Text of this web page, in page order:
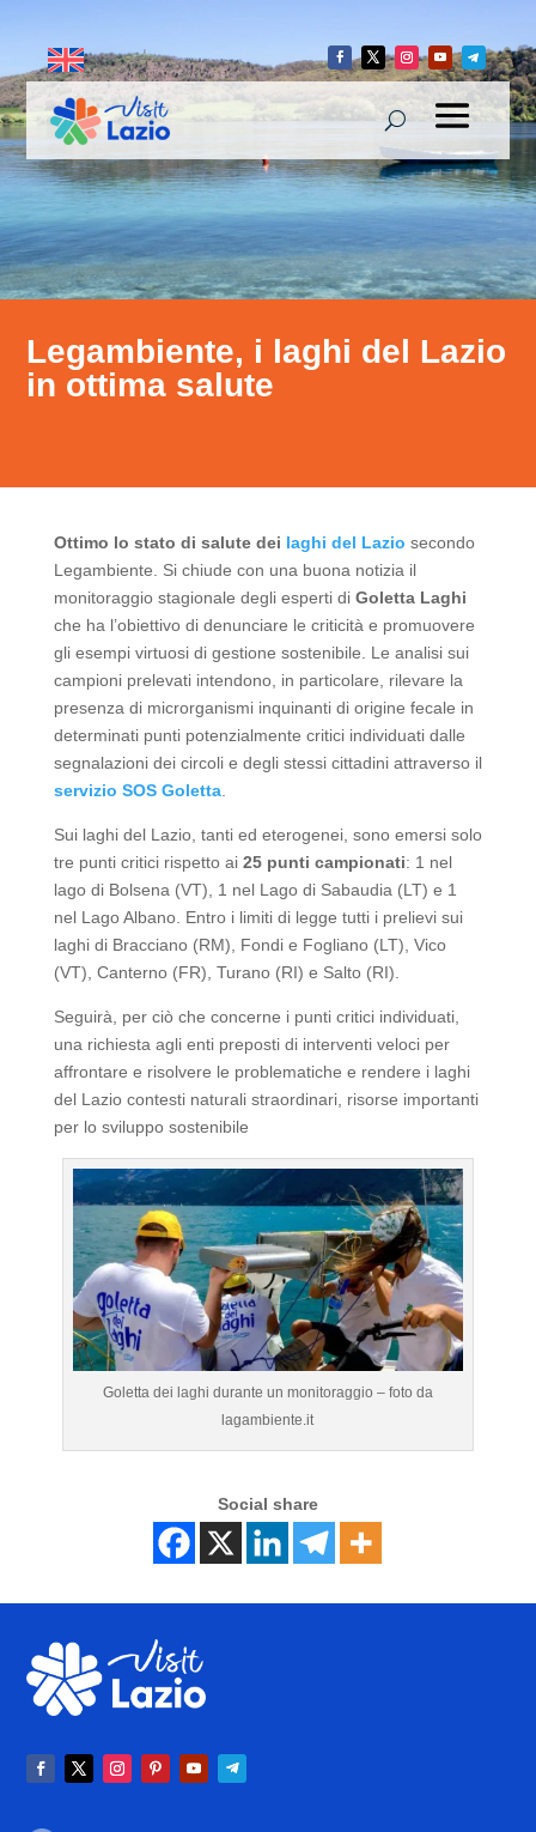
Legambiente, i laghi del Lazio
in ottima salute
Ottimo lo stato di salute dei laghi del Lazio secondo
Legambiente. Si chiude con una buona notizia il
monitoraggio stagionale degli esperti di Goletta Laghi
che ha l’obiettivo di denunciare le criticità e promuovere
gli esempi virtuosi di gestione sostenibile. Le analisi sui
campioni prelevati intendono, in particolare, rilevare la
presenza di microrganismi inquinanti di origine fecale in
determinati punti potenzialmente critici individuati dalle
segnalazioni dei circoli e degli stessi cittadini attraverso il
servizio SOS Goletta.
Sui laghi del Lazio, tanti ed eterogenei, sono emersi solo
tre punti critici rispetto ai 25 punti campionati: 1 nel
lago di Bolsena (VT), 1 nel Lago di Sabaudia (LT) e 1
nel Lago Albano. Entro i limiti di legge tutti i prelievi sui
laghi di Bracciano (RM), Fondi e Fogliano (LT), Vico
(VT), Canterno (FR), Turano (RI) e Salto (RI).
Seguirà, per ciò che concerne i punti critici individuati,
una richiesta agli enti preposti di interventi veloci per
affrontare e risolvere le problematiche e rendere i laghi
del Lazio contesti naturali straordinari, risorse importanti
per lo sviluppo sostenibile
Goletta dei laghi durante un monitoraggio – foto da
lagambiente.it
Social share